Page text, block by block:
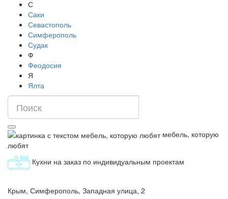
С
Саки
Севастополь
Симферополь
Судак
Ф
Феодосия
Я
Ялта
мебель, которую
любят
Кухни на заказ по индивидуальным проектам
Крым, Симферополь, Западная улица, 2